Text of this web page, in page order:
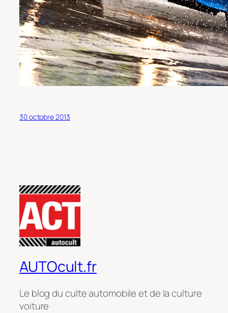
30 octobre 2013
AUTOcult.fr
Le blog du culte automobile et de la culture
voiture